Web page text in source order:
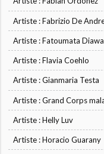
Artiste : Fabrizio De
Artiste : Fatoumata
Artiste : Flavia Coehlo
Artiste : Gianmaria Testa
Artiste : Grand Corps
Artiste : Helly Luv
Artiste : Horacio Guarany